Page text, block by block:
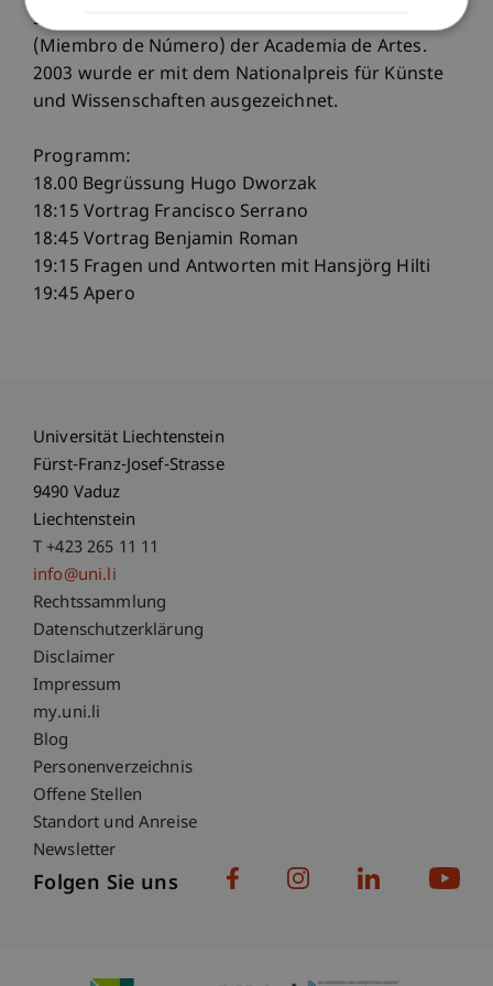
Serrano ist seit 1998 "nummeriertes Mitglied"
(Miembro de Número) der Academia de Artes.
2003 wurde er mit dem Nationalpreis für Künste
und Wissenschaften ausgezeichnet.
Programm:
18.00 Begrüssung Hugo Dworzak
18:15 Vortrag Francisco Serrano
18:45 Vortrag Benjamin Roman
19:15 Fragen und Antworten mit Hansjörg Hilti
19:45 Apero
Universität Liechtenstein
Fürst-Franz-Josef-Strasse
9490 Vaduz
Liechtenstein
T +423 265 11 11
info@uni.li
Fußzeile Rechtliche Hinweise
Rechtssammlung
Datenschutzerklärung
Disclaimer
Impressum
Fußzeile Subdomain-Verzeichnis
my.uni.li
Blog
Personenverzeichnis
Offene Stellen
Standort und Anreise
Newsletter
Folgen Sie uns